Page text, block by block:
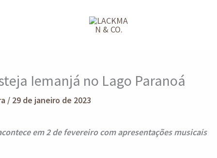
Iemanjá no Lago Paranoá
/ 29 de janeiro de 2023
em 2 de fevereiro com apresentações musicais